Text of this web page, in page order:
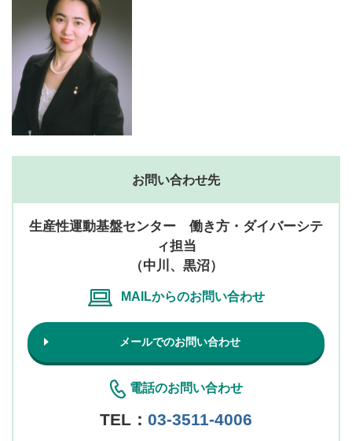
お問い合わせ先
生産性運動基盤センター 働き方・ダイバーシテ
ィ担当
（中川、黒沼）
MAILからのお問い合わせ
メールでのお問い合わせ
電話のお問い合わせ
TEL： 03-3511-4006